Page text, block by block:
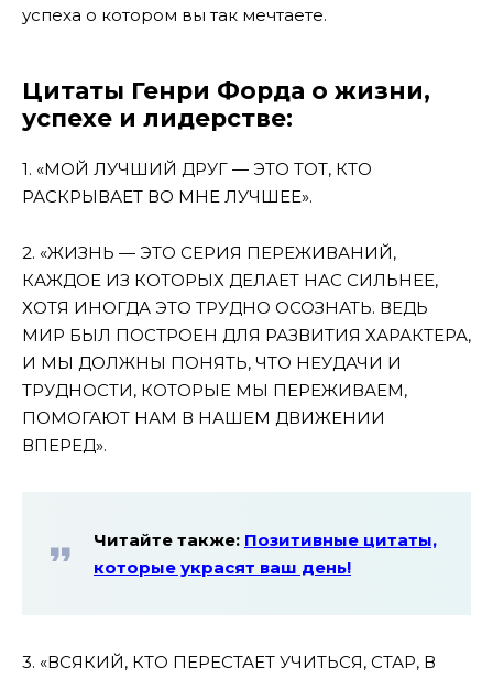
успеха о котором вы так мечтаете.
Цитаты Генри Форда о жизни,
успехе и лидерстве:
1. «МОЙ ЛУЧШИЙ ДРУГ — ЭТО ТОТ, КТО
РАСКРЫВАЕТ ВО МНЕ ЛУЧШЕЕ».
2. «ЖИЗНЬ — ЭТО СЕРИЯ ПЕРЕЖИВАНИЙ,
КАЖДОЕ ИЗ КОТОРЫХ ДЕЛАЕТ НАС СИЛЬНЕЕ,
ХОТЯ ИНОГДА ЭТО ТРУДНО ОСОЗНАТЬ. ВЕДЬ
МИР БЫЛ ПОСТРОЕН ДЛЯ РАЗВИТИЯ ХАРАКТЕРА,
И МЫ ДОЛЖНЫ ПОНЯТЬ, ЧТО НЕУДАЧИ И
ТРУДНОСТИ, КОТОРЫЕ МЫ ПЕРЕЖИВАЕМ,
ПОМОГАЮТ НАМ В НАШЕМ ДВИЖЕНИИ
ВПЕРЕД».
Читайте также: Позитивные цитаты,
которые украсят ваш день!
3. «ВСЯКИЙ, КТО ПЕРЕСТАЕТ УЧИТЬСЯ, СТАР, В